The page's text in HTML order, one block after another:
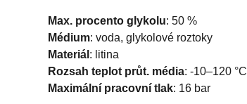
Max. procento glykolu: 50 %
Médium: voda, glykolové roztoky
Materiál : litina
Rozsah teplot průt. média: -10–120 °C
Maximální pracovní tlak: 16 bar